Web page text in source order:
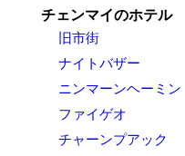
チェンマイのホテル
旧市街
ナイトバザー
ニンマーンヘーミン
ファイゲオ
チャーンプアック